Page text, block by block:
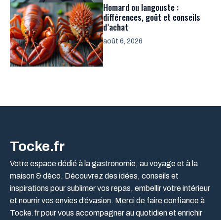
Homard ou langouste :
différences, goût et conseils
d’achat
août 6, 2026
Tocke.fr
Votre espace dédié à la gastronomie, au voyage et à la
maison & déco. Découvrez des idées, conseils et
inspirations pour sublimer vos repas, embellir votre intérieur
et nourrir vos envies d’évasion. Merci de faire confiance à
Tocke.fr pour vous accompagner au quotidien et enrichir